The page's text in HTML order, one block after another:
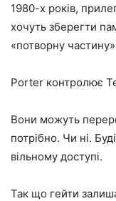
1980-х років,
хочуть зберегти
«потворну
Porter контролює
Вони можуть
потрібно. Чи ні.
вільному доступі.
Так що гейти